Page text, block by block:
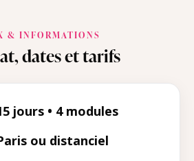
& INFORMATIONS
dates et tarifs
jours • 4 modules
ou distanciel